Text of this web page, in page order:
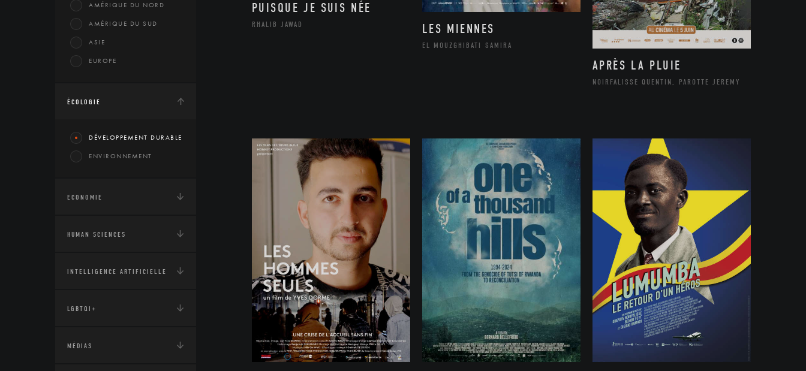
AMÉRIQUE DU NORD
AMÉRIQUE DU SUD
ASIE
EUROPE
ÉCOLOGIE
DÉVELOPPEMENT DURABLE
ENVIRONNEMENT
ECONOMIE
HUMAN SCIENCES
INTELLIGENCE ARTIFICIELLE
LGBTQI+
MÉDIAS
PUISQUE JE SUIS NÉE
RHALIB JAWAD LES MIENNES
EL MOUZGHIBATI SAMIRA
APRÈS LA PLUIE
NOIRFALISSE QUENTIN, PAROTTE JEREMY